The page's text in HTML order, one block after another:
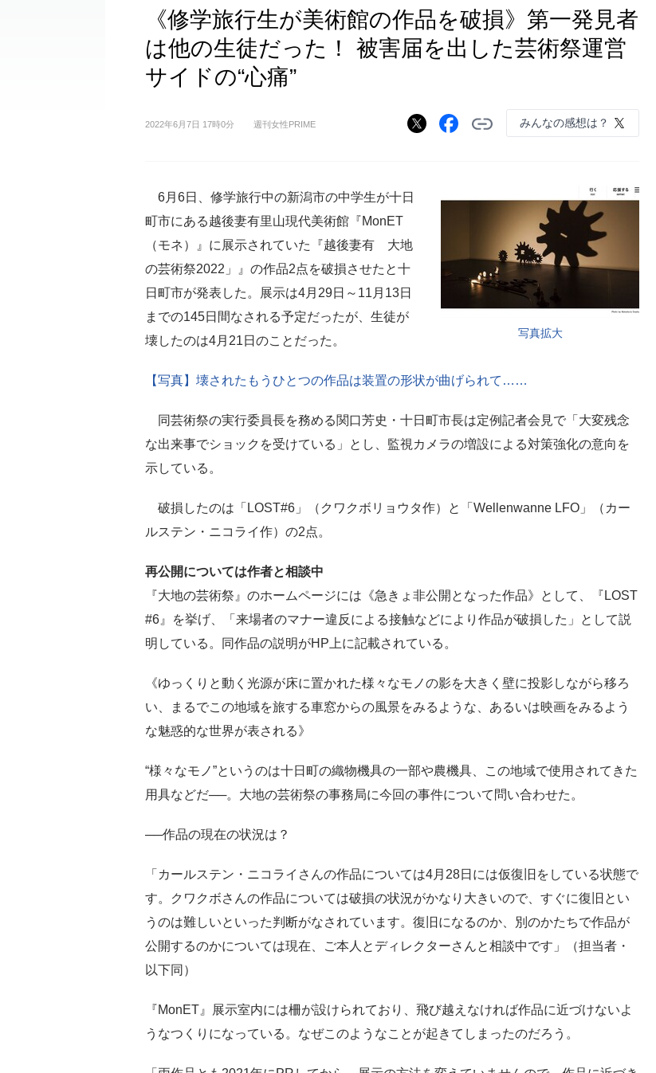
《修学旅行生が美術館の作品を破損》第一発見者
は他の生徒だった！ 被害届を出した芸術祭運営
サイドの“心痛”
2022年6月7日 17時0分 週刊女性PRIME みんなの感想は？
写真拡大
6月6日、修学旅行中の新潟市の中学生が十日
町市にある越後妻有里山現代美術館『MonET
（モネ）』に展示されていた『越後妻有 大地
の芸術祭2022」』の作品2点を破損させたと十
日町市が発表した。展示は4月29日～11月13日
までの145日間なされる予定だったが、生徒が
壊したのは4月21日のことだった。
【写真】壊されたもうひとつの作品は装置の形状が曲げられて……
同芸術祭の実行委員長を務める関口芳史・十日町市長は定例記者会見で「大変残念
な出来事でショックを受けている」とし、監視カメラの増設による対策強化の意向を
示している。
破損したのは「LOST#6」（クワクボリョウタ作）と「Wellenwanne LFO」（カー
ルステン・ニコライ作）の2点。
再公開については作者と相談中
『大地の芸術祭』のホームページには《急きょ非公開となった作品》として、『LOST
#6』を挙げ、「来場者のマナー違反による接触などにより作品が破損した」として説
明している。同作品の説明がHP上に記載されている。
《ゆっくりと動く光源が床に置かれた様々なモノの影を大きく壁に投影しながら移ろ
い、まるでこの地域を旅する車窓からの風景をみるような、あるいは映画をみるよう
な魅惑的な世界が表される》
“様々なモノ”というのは十日町の織物機具の一部や農機具、この地域で使用されてきた
用具などだ──。大地の芸術祭の事務局に今回の事件について問い合わせた。
──作品の現在の状況は？
「カールステン・ニコライさんの作品については4月28日には仮復旧をしている状態で
す。クワクボさんの作品については破損の状況がかなり大きいので、すぐに復旧とい
うのは難しいといった判断がなされています。復旧になるのか、別のかたちで作品が
公開するのかについては現在、ご本人とディレクターさんと相談中です」（担当者・
以下同）
『MonET』展示室内には柵が設けられており、飛び越えなければ作品に近づけないよ
うなつくりになっている。なぜこのようなことが起きてしまったのだろう。